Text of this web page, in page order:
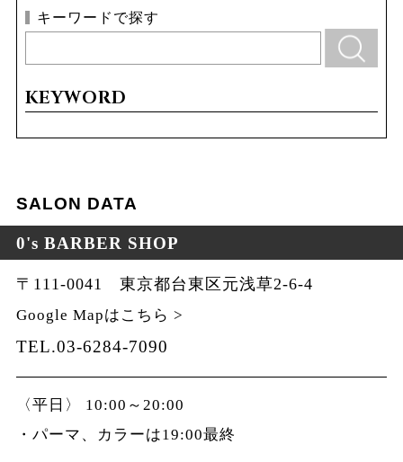
キーワードで探す
KEYWORD
SALON DATA
0's BARBER SHOP
〒111-0041 東京都台東区元浅草2-6-4
Google Mapはこちら >
TEL.03-6284-7090
〈平日〉 10:00～20:00
・パーマ、カラーは19:00最終